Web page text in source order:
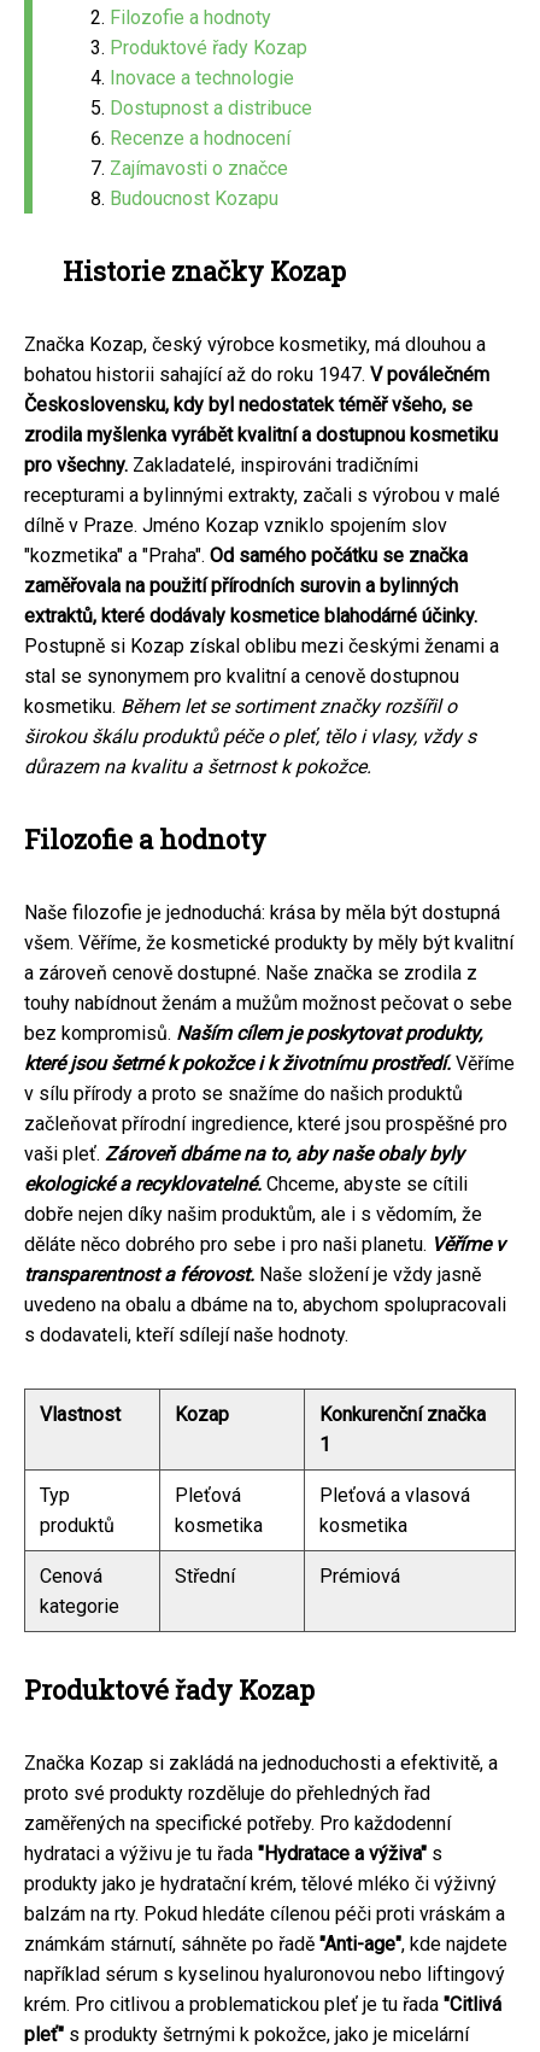
Filozofie a hodnoty
Produktové řady Kozap
Inovace a technologie
Dostupnost a distribuce
Recenze a hodnocení
Zajímavosti o značce
Budoucnost Kozapu
Historie značky Kozap
Značka Kozap, český výrobce kosmetiky, má dlouhou a
bohatou historii sahající až do roku 1947. V poválečném
Československu, kdy byl nedostatek téměř všeho, se
zrodila myšlenka vyrábět kvalitní a dostupnou kosmetiku
pro všechny. Zakladatelé, inspirováni tradičními
recepturami a bylinnými extrakty, začali s výrobou v malé
dílně v Praze. Jméno Kozap vzniklo spojením slov
"kozmetika" a "Praha". Od samého počátku se značka
zaměřovala na použití přírodních surovin a bylinných
extraktů, které dodávaly kosmetice blahodárné účinky.
Postupně si Kozap získal oblibu mezi českými ženami a
stal se synonymem pro kvalitní a cenově dostupnou
kosmetiku. Během let se sortiment značky rozšířil o
širokou škálu produktů péče o pleť, tělo i vlasy, vždy s
důrazem na kvalitu a šetrnost k pokožce.
Filozofie a hodnoty
Naše filozofie je jednoduchá: krása by měla být dostupná
všem. Věříme, že kosmetické produkty by měly být kvalitní
a zároveň cenově dostupné. Naše značka se zrodila z
touhy nabídnout ženám a mužům možnost pečovat o sebe
bez kompromisů. Naším cílem je poskytovat produkty,
které jsou šetrné k pokožce i k životnímu prostředí.Věříme
v sílu přírody a proto se snažíme do našich produktů
začleňovat přírodní ingredience, které jsou prospěšné pro
vaši pleť. Zároveň dbáme na to, aby naše obaly byly
ekologické a recyklovatelné. Chceme, abyste se cítili
dobře nejen díky našim produktům, ale i s vědomím, že
děláte něco dobrého pro sebe i pro naši planetu. Věříme v
transparentnost a férovost. Naše složení je vždy jasně
uvedeno na obalu a dbáme na to, abychom spolupracovali
s dodavateli, kteří sdílejí naše hodnoty.
Vlastnost Kozap
Konkurenční značka
1
Typ
produktů
Pleťová
kosmetika
Pleťová a vlasová
kosmetika
Cenová
kategorie
Střední Prémiová
Produktové řady Kozap
Značka Kozap si zakládá na jednoduchosti a efektivitě, a
proto své produkty rozděluje do přehledných řad
zaměřených na specifické potřeby. Pro každodenní
hydrataci a výživu je tu řada "Hydratace a výživa" s
produkty jako je hydratační krém, tělové mléko či výživný
balzám na rty. Pokud hledáte cílenou péči proti vráskám a
známkám stárnutí, sáhněte po řadě "Anti-age", kde najdete
například sérum s kyselinou hyaluronovou nebo liftingový
krém. Pro citlivou a problematickou pleť je tu řada "Citlivá
pleť" s produkty šetrnými k pokožce, jako je micelární